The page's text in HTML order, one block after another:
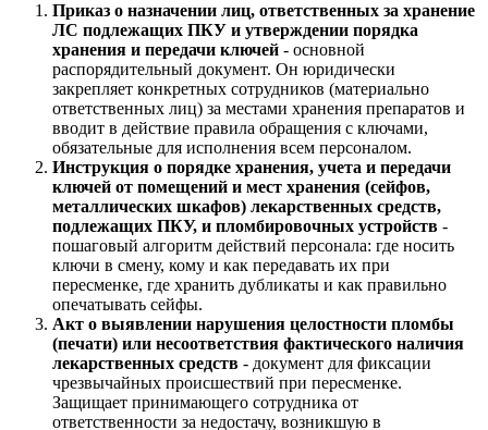
Приказ о назначении лиц, ответственных за хранение
ЛС подлежащих ПКУ и утверждении порядка
хранения и передачи ключей - основной
распорядительный документ. Он юридически
закрепляет конкретных сотрудников (материально
ответственных лиц) за местами хранения препаратов и
вводит в действие правила обращения с ключами,
обязательные для исполнения всем персоналом.
Инструкция о порядке хранения, учета и передачи
ключей от помещений и мест хранения (сейфов,
металлических шкафов) лекарственных средств,
подлежащих ПКУ, и пломбировочных устройств -
пошаговый алгоритм действий персонала: где носить
ключи в смену, кому и как передавать их при
пересменке, где хранить дубликаты и как правильно
опечатывать сейфы.
Акт о выявлении нарушения целостности пломбы
(печати) или несоответствия фактического наличия
лекарственных средств - документ для фиксации
чрезвычайных происшествий при пересменке.
Защищает принимающего сотрудника от
ответственности за недостачу, возникшую в